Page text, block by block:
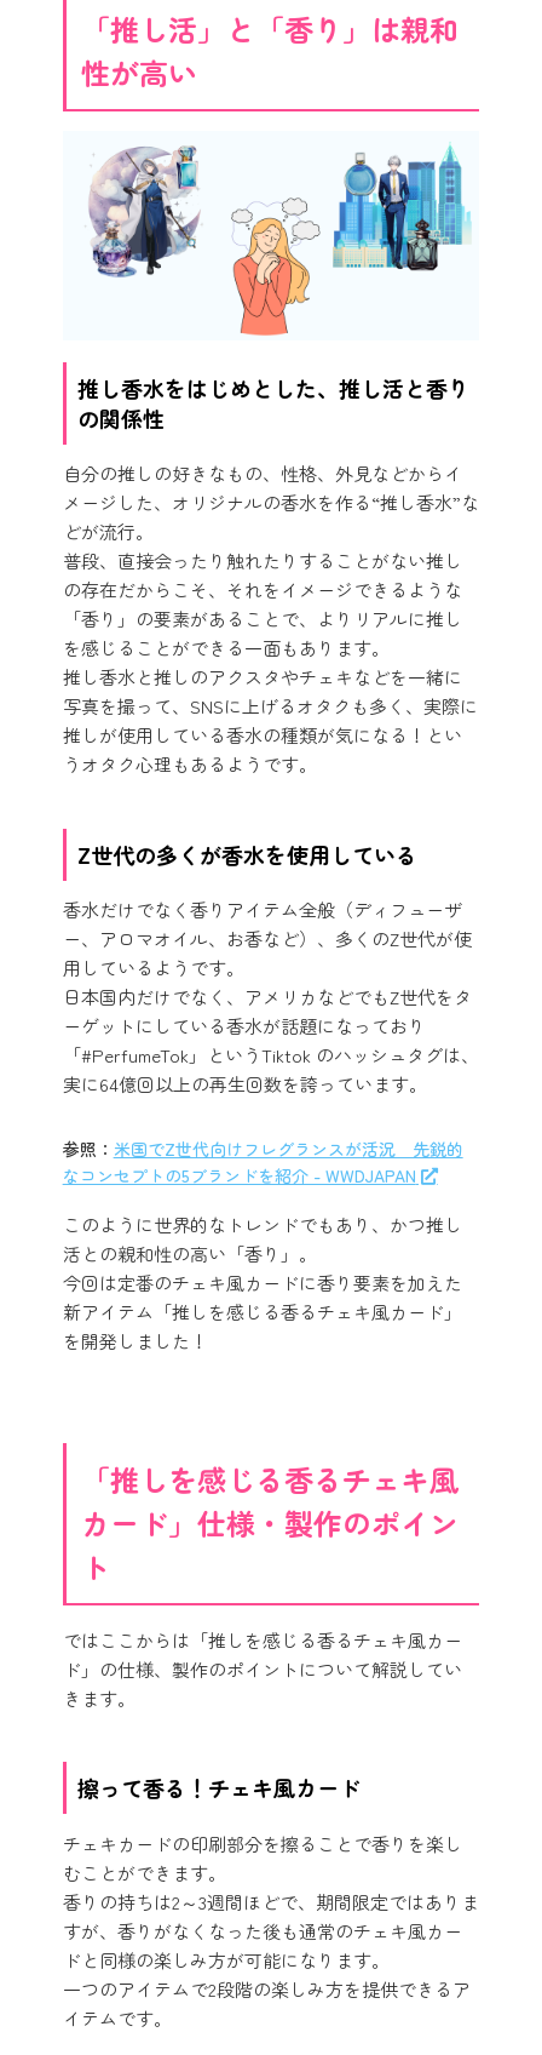
「推し活」と「香り」は親和
性が高い
推し香水をはじめとした、推し活と香り
の関係性
自分の推しの好きなもの、性格、外見などからイ
メージした、オリジナルの香水を作る“推し香水”な
どが流行。
普段、直接会ったり触れたりすることがない推し
の存在だからこそ、それをイメージできるような
「香り」の要素があることで、よりリアルに推し
を感じることができる一面もあります。
推し香水と推しのアクスタやチェキなどを一緒に
写真を撮って、SNSに上げるオタクも多く、実際に
推しが使用している香水の種類が気になる！とい
うオタク心理もあるようです。
Z世代の多くが香水を使用している
香水だけでなく香りアイテム全般（ディフューザ
ー、アロマオイル、お香など）、多くのZ世代が使
用しているようです。
日本国内だけでなく、アメリカなどでもZ世代をタ
ーゲットにしている香水が話題になっており
「#PerfumeTok」というTiktok のハッシュタグは、
実に64億回以上の再生回数を誇っています。
参照： 米国でZ世代向けフレグランスが活況 先鋭的
なコンセプトの5ブランドを紹介 - WWDJAPAN
このように世界的なトレンドでもあり、かつ推し
活との親和性の高い「香り」。
今回は定番のチェキ風カードに香り要素を加えた
新アイテム「推しを感じる香るチェキ風カード」
を開発しました！
「推しを感じる香るチェキ風
カード」仕様・製作のポイン
ト
ではここからは「推しを感じる香るチェキ風カー
ド」の仕様、製作のポイントについて解説してい
きます。
擦って香る！チェキ風カード
チェキカードの印刷部分を擦ることで香りを楽し
むことができます。
香りの持ちは2～3週間ほどで、期間限定ではありま
すが、香りがなくなった後も通常のチェキ風カー
ドと同様の楽しみ方が可能になります。
一つのアイテムで2段階の楽しみ方を提供できるア
イテムです。